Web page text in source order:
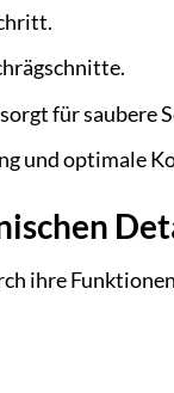
für saubere
und optimale
ihre